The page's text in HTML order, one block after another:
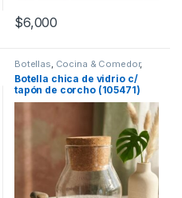
$6,000
Botellas, Cocina & Comedor,
Recipientes para bebidas y
líquidos
Botella chica de vidrio c/
tapón de corcho (105471)